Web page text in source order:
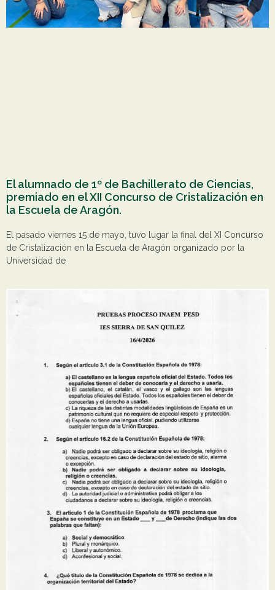
El alumnado de 1º de Bachillerato de Ciencias,
premiado en el XII Concurso de Cristalización en
la Escuela de Aragón.
El pasado viernes 15 de mayo, tuvo lugar la final del XI Concurso
de Cristalización en la Escuela de Aragón organizado por la
Universidad de